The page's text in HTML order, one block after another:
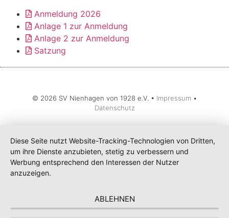
Anmeldung 2026
Anlage 1 zur Anmeldung
Anlage 2 zur Anmeldung
Satzung
© 2026 SV Nienhagen von 1928 e.V. • Impressum •
Datenschutz
Diese Seite nutzt Website-Tracking-Technologien von Dritten,
um ihre Dienste anzubieten, stetig zu verbessern und
Werbung entsprechend den Interessen der Nutzer
anzuzeigen.
ABLEHNEN